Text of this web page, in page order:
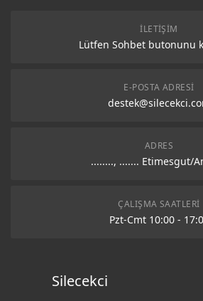
İLETIŞIM
Lütfen Sohbet butonunu
E-POSTA ADRESI
ADRES
........, ....... Etimesgut/
ÇALIŞMA SAATLERI
Pzt-Cmt 10:00 -
Silecekci